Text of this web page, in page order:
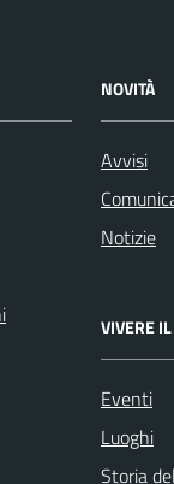
NOVITÀ
Avvisi
Notizie
VIVERE
Eventi
Luoghi
Storia